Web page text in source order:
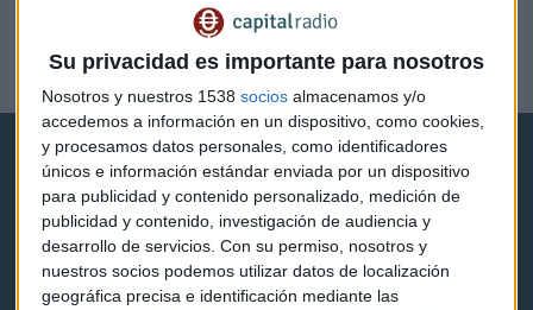
Su privacidad es importante para nosotros
Nosotros y nuestros 1538 socios almacenamos y/o
accedemos a información en un dispositivo, como cookies,
y procesamos datos personales, como identificadores
únicos e información estándar enviada por un dispositivo
para publicidad y contenido personalizado, medición de
publicidad y contenido, investigación de audiencia y
desarrollo de servicios. Con su permiso, nosotros y
nuestros socios podemos utilizar datos de localización
geográfica precisa e identificación mediante las
La transformación de Dils Lucas Fox: de intermediario
a plataforma integral
Meli Torres
Capital Radio